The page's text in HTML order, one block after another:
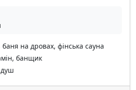
баня на дровах, фінська сауна
банщик